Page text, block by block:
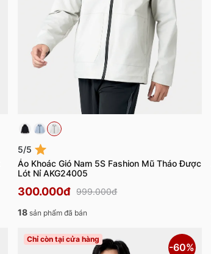
5/5
Áo Khoác Gió Nam 5S Fashion Mũ Tháo Được
Lót Nỉ AKG24005
300.000đ 999.000đ
18 sản phẩm đã bán
Chỉ còn tại cửa hàng
-60%